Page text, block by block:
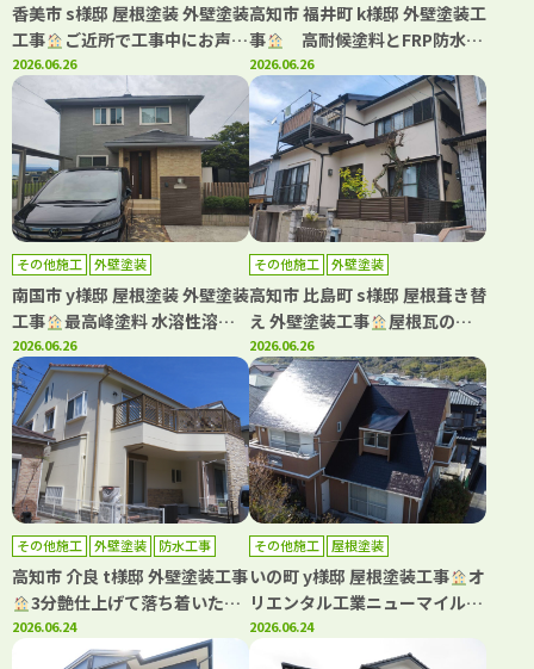
香美市 s様邸 屋根塗装 外壁塗装
工事
ご近所で工事中にお声か
けいただき工事をさせていただ
きました
2026.06.26
高知市 福井町 k様邸 外壁塗装工
事
高耐候塗料とFRP防水
で、美しさと安心が続く住まい
へ！
2026.06.26
その他施工 外壁塗装
南国市 y様邸 屋根塗装 外壁塗装
工事
最高峰塗料 水溶性溶剤
グランデ有機HRCで屋根外壁を
塗装しました(^^♪
2026.06.26
その他施工 外壁塗装
高知市 比島町 s様邸 屋根葺き替
え 外壁塗装工事
屋根瓦の葺
き替え工事もキタペンにおまか
せ下さい！
2026.06.26
その他施工 外壁塗装 防水工事
高知市 介良 t様邸 外壁塗装工事
3分艶仕上げて落ち着いた印
象になりました(^^)
2026.06.24
その他施工 屋根塗装
いの町 y様邸 屋根塗装工事
オ
リエンタル工業ニューマイルド
優雅・タフグロスコート仕上げ
て塗装しました(^^)
2026.06.24